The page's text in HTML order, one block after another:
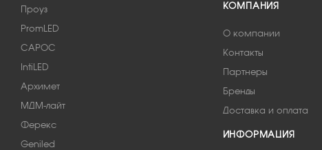
Проуз
PromLED
САРОС
IntiLED
Архимет
МДМ-лайт
Ферекс
Geniled
КОМПАНИЯ
О компании
Контакты
Партнеры
Бренды
Доставка и оплата
ИНФОРМАЦИЯ